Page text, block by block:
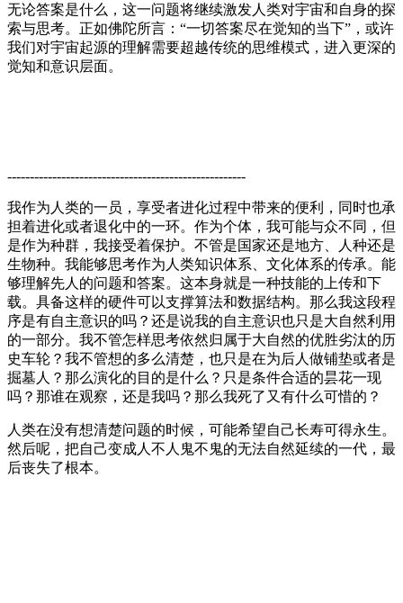
无论答案是什么，这一问题将继续激发人类对宇宙和自身的探
索与思考。正如佛陀所言：“一切答案尽在觉知的当下”，或许
我们对宇宙起源的理解需要超越传统的思维模式，进入更深的
觉知和意识层面。
-----------------------------------------------------
我作为人类的一员，享受者进化过程中带来的便利，同时也承
担着进化或者退化中的一环。作为个体，我可能与众不同，但
是作为种群，我接受着保护。不管是国家还是地方、人种还是
生物种。我能够思考作为人类知识体系、文化体系的传承。能
够理解先人的问题和答案。这本身就是一种技能的上传和下
载。具备这样的硬件可以支撑算法和数据结构。那么我这段程
序是有自主意识的吗？还是说我的自主意识也只是大自然利用
的一部分。我不管怎样思考依然归属于大自然的优胜劣汰的历
史车轮？我不管想的多么清楚，也只是在为后人做铺垫或者是
掘墓人？那么演化的目的是什么？只是条件合适的昙花一现
吗？那谁在观察，还是我吗？那么我死了又有什么可惜的？
人类在没有想清楚问题的时候，可能希望自己长寿可得永生。
然后呢，把自己变成人不人鬼不鬼的无法自然延续的一代，最
后丧失了根本。